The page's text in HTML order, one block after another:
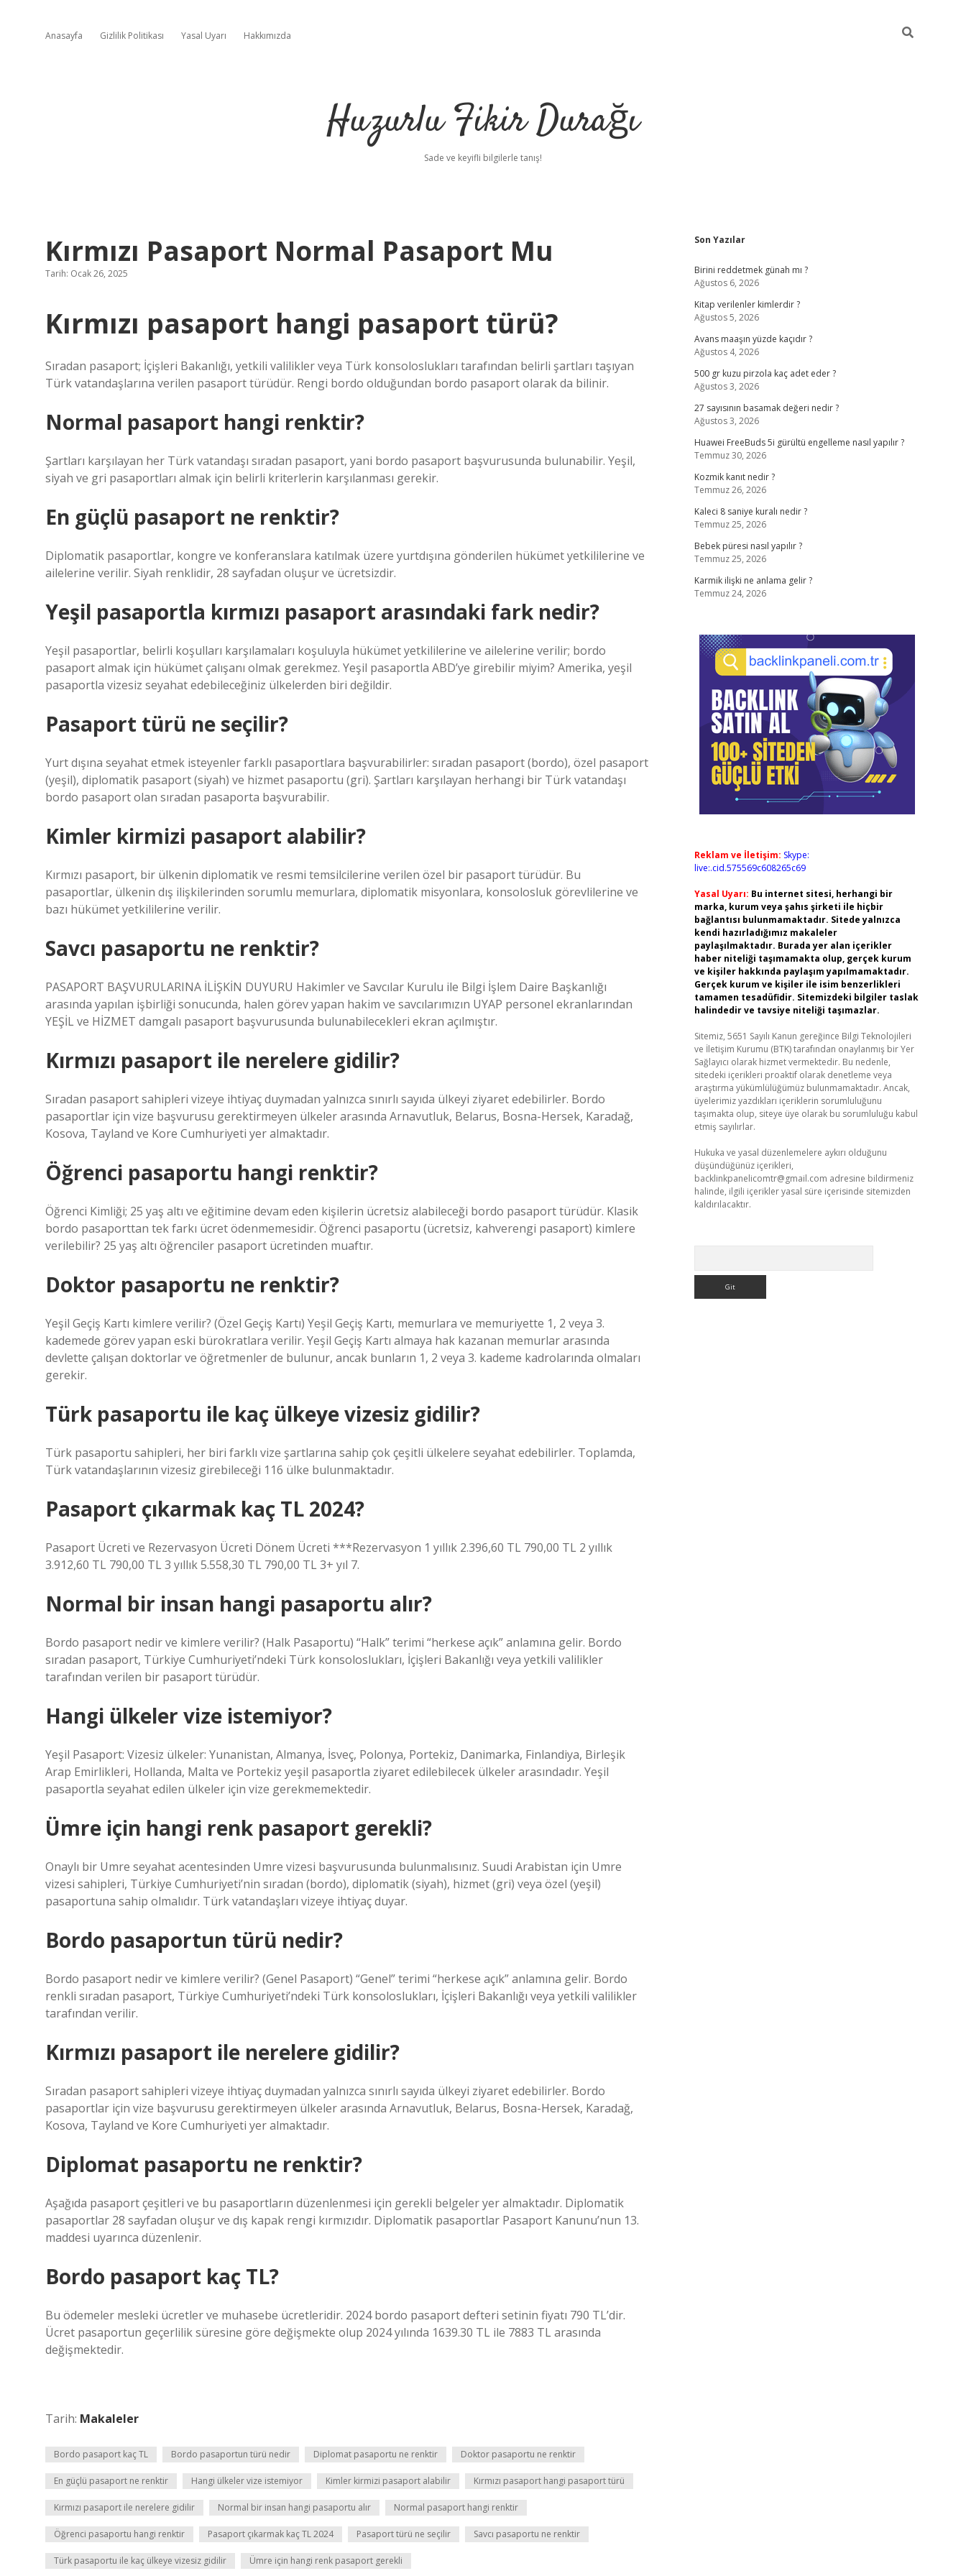
Anasayfa Gizlilik Politikası Yasal Uyarı Hakkımızda
Huzurlu Fikir Durağı
Sade ve keyifli bilgilerle tanış!
Kırmızı Pasaport Normal Pasaport Mu
Tarih: Ocak 26, 2025
Kırmızı pasaport hangi pasaport türü?
Sıradan pasaport; İçişleri Bakanlığı, yetkili valilikler veya Türk konsoloslukları tarafından belirli şartları taşıyan
Türk vatandaşlarına verilen pasaport türüdür. Rengi bordo olduğundan bordo pasaport olarak da bilinir.
Normal pasaport hangi renktir?
Şartları karşılayan her Türk vatandaşı sıradan pasaport, yani bordo pasaport başvurusunda bulunabilir. Yeşil,
siyah ve gri pasaportları almak için belirli kriterlerin karşılanması gerekir.
En güçlü pasaport ne renktir?
Diplomatik pasaportlar, kongre ve konferanslara katılmak üzere yurtdışına gönderilen hükümet yetkililerine ve
ailelerine verilir. Siyah renklidir, 28 sayfadan oluşur ve ücretsizdir.
Yeşil pasaportla kırmızı pasaport arasındaki fark nedir?
Yeşil pasaportlar, belirli koşulları karşılamaları koşuluyla hükümet yetkililerine ve ailelerine verilir; bordo
pasaport almak için hükümet çalışanı olmak gerekmez. Yeşil pasaportla ABD’ye girebilir miyim? Amerika, yeşil
pasaportla vizesiz seyahat edebileceğiniz ülkelerden biri değildir.
Pasaport türü ne seçilir?
Yurt dışına seyahat etmek isteyenler farklı pasaportlara başvurabilirler: sıradan pasaport (bordo), özel pasaport
(yeşil), diplomatik pasaport (siyah) ve hizmet pasaportu (gri). Şartları karşılayan herhangi bir Türk vatandaşı
bordo pasaport olan sıradan pasaporta başvurabilir.
Kimler kirmizi pasaport alabilir?
Kırmızı pasaport, bir ülkenin diplomatik ve resmi temsilcilerine verilen özel bir pasaport türüdür. Bu
pasaportlar, ülkenin dış ilişkilerinden sorumlu memurlara, diplomatik misyonlara, konsolosluk görevlilerine ve
bazı hükümet yetkililerine verilir.
Savcı pasaportu ne renktir?
PASAPORT BAŞVURULARINA İLİŞKİN DUYURU Hakimler ve Savcılar Kurulu ile Bilgi İşlem Daire Başkanlığı
arasında yapılan işbirliği sonucunda, halen görev yapan hakim ve savcılarımızın UYAP personel ekranlarından
YEŞİL ve HİZMET damgalı pasaport başvurusunda bulunabilecekleri ekran açılmıştır.
Kırmızı pasaport ile nerelere gidilir?
Sıradan pasaport sahipleri vizeye ihtiyaç duymadan yalnızca sınırlı sayıda ülkeyi ziyaret edebilirler. Bordo
pasaportlar için vize başvurusu gerektirmeyen ülkeler arasında Arnavutluk, Belarus, Bosna-Hersek, Karadağ,
Kosova, Tayland ve Kore Cumhuriyeti yer almaktadır.
Öğrenci pasaportu hangi renktir?
Öğrenci Kimliği; 25 yaş altı ve eğitimine devam eden kişilerin ücretsiz alabileceği bordo pasaport türüdür. Klasik
bordo pasaporttan tek farkı ücret ödenmemesidir. Öğrenci pasaportu (ücretsiz, kahverengi pasaport) kimlere
verilebilir? 25 yaş altı öğrenciler pasaport ücretinden muaftır.
Doktor pasaportu ne renktir?
Yeşil Geçiş Kartı kimlere verilir? (Özel Geçiş Kartı) Yeşil Geçiş Kartı, memurlara ve memuriyette 1, 2 veya 3.
kademede görev yapan eski bürokratlara verilir. Yeşil Geçiş Kartı almaya hak kazanan memurlar arasında
devlette çalışan doktorlar ve öğretmenler de bulunur, ancak bunların 1, 2 veya 3. kademe kadrolarında olmaları
gerekir.
Türk pasaportu ile kaç ülkeye vizesiz gidilir?
Türk pasaportu sahipleri, her biri farklı vize şartlarına sahip çok çeşitli ülkelere seyahat edebilirler. Toplamda,
Türk vatandaşlarının vizesiz girebileceği 116 ülke bulunmaktadır.
Pasaport çıkarmak kaç TL 2024?
Pasaport Ücreti ve Rezervasyon Ücreti Dönem Ücreti ***Rezervasyon 1 yıllık 2.396,60 TL 790,00 TL 2 yıllık
3.912,60 TL 790,00 TL 3 yıllık 5.558,30 TL 790,00 TL 3+ yıl 7.
Normal bir insan hangi pasaportu alır?
Bordo pasaport nedir ve kimlere verilir? (Halk Pasaportu) “Halk” terimi “herkese açık” anlamına gelir. Bordo
sıradan pasaport, Türkiye Cumhuriyeti’ndeki Türk konsoloslukları, İçişleri Bakanlığı veya yetkili valilikler
tarafından verilen bir pasaport türüdür.
Hangi ülkeler vize istemiyor?
Yeşil Pasaport: Vizesiz ülkeler: Yunanistan, Almanya, İsveç, Polonya, Portekiz, Danimarka, Finlandiya, Birleşik
Arap Emirlikleri, Hollanda, Malta ve Portekiz yeşil pasaportla ziyaret edilebilecek ülkeler arasındadır. Yeşil
pasaportla seyahat edilen ülkeler için vize gerekmemektedir.
Ümre için hangi renk pasaport gerekli?
Onaylı bir Umre seyahat acentesinden Umre vizesi başvurusunda bulunmalısınız. Suudi Arabistan için Umre
vizesi sahipleri, Türkiye Cumhuriyeti’nin sıradan (bordo), diplomatik (siyah), hizmet (gri) veya özel (yeşil)
pasaportuna sahip olmalıdır. Türk vatandaşları vizeye ihtiyaç duyar.
Bordo pasaportun türü nedir?
Bordo pasaport nedir ve kimlere verilir? (Genel Pasaport) “Genel” terimi “herkese açık” anlamına gelir. Bordo
renkli sıradan pasaport, Türkiye Cumhuriyeti’ndeki Türk konsoloslukları, İçişleri Bakanlığı veya yetkili valilikler
tarafından verilir.
Kırmızı pasaport ile nerelere gidilir?
Sıradan pasaport sahipleri vizeye ihtiyaç duymadan yalnızca sınırlı sayıda ülkeyi ziyaret edebilirler. Bordo
pasaportlar için vize başvurusu gerektirmeyen ülkeler arasında Arnavutluk, Belarus, Bosna-Hersek, Karadağ,
Kosova, Tayland ve Kore Cumhuriyeti yer almaktadır.
Diplomat pasaportu ne renktir?
Aşağıda pasaport çeşitleri ve bu pasaportların düzenlenmesi için gerekli belgeler yer almaktadır. Diplomatik
pasaportlar 28 sayfadan oluşur ve dış kapak rengi kırmızıdır. Diplomatik pasaportlar Pasaport Kanunu’nun 13.
maddesi uyarınca düzenlenir.
Bordo pasaport kaç TL?
Bu ödemeler mesleki ücretler ve muhasebe ücretleridir. 2024 bordo pasaport defteri setinin fiyatı 790 TL’dir.
Ücret pasaportun geçerlilik süresine göre değişmekte olup 2024 yılında 1639.30 TL ile 7883 TL arasında
değişmektedir.
Tarih: Makaleler
Bordo pasaport kaç TL Bordo pasaportun türü nedir Diplomat pasaportu ne renktir Doktor pasaportu ne renktir
En güçlü pasaport ne renktir Hangi ülkeler vize istemiyor Kimler kirmizi pasaport alabilir Kırmızı pasaport hangi pasaport türü
Kırmızı pasaport ile nerelere gidilir Normal bir insan hangi pasaportu alır Normal pasaport hangi renktir
Öğrenci pasaportu hangi renktir Pasaport çıkarmak kaç TL 2024 Pasaport türü ne seçilir Savcı pasaportu ne renktir
Türk pasaportu ile kaç ülkeye vizesiz gidilir Ümre için hangi renk pasaport gerekli
Sidebar
Son Yazılar
Birini reddetmek günah mı ?
Ağustos 6, 2026
Kitap verilenler kimlerdir ?
Ağustos 5, 2026
Avans maaşın yüzde kaçıdır ?
Ağustos 4, 2026
500 gr kuzu pirzola kaç adet eder ?
Ağustos 3, 2026
27 sayısının basamak değeri nedir ?
Ağustos 3, 2026
Huawei FreeBuds 5i gürültü engelleme nasıl yapılır ?
Temmuz 30, 2026
Kozmik kanıt nedir ?
Temmuz 26, 2026
Kaleci 8 saniye kuralı nedir ?
Temmuz 25, 2026
Bebek püresi nasıl yapılır ?
Temmuz 25, 2026
Karmik ilişki ne anlama gelir ?
Temmuz 24, 2026
Reklam ve İletişim: Skype:
live:.cid.575569c608265c69
Yasal Uyarı: Bu internet sitesi, herhangi bir
marka, kurum veya şahıs şirketi ile hiçbir
bağlantısı bulunmamaktadır. Sitede yalnızca
kendi hazırladığımız makaleler
paylaşılmaktadır. Burada yer alan içerikler
haber niteliği taşımamakta olup, gerçek kurum
ve kişiler hakkında paylaşım yapılmamaktadır.
Gerçek kurum ve kişiler ile isim benzerlikleri
tamamen tesadüfidir. Sitemizdeki bilgiler taslak
halindedir ve tavsiye niteliği taşımazlar.
Sitemiz, 5651 Sayılı Kanun gereğince Bilgi Teknolojileri
ve İletişim Kurumu (BTK) tarafından onaylanmış bir Yer
Sağlayıcı olarak hizmet vermektedir. Bu nedenle,
sitedeki içerikleri proaktif olarak denetleme veya
araştırma yükümlülüğümüz bulunmamaktadır. Ancak,
üyelerimiz yazdıkları içeriklerin sorumluluğunu
taşımakta olup, siteye üye olarak bu sorumluluğu kabul
etmiş sayılırlar.
Hukuka ve yasal düzenlemelere aykırı olduğunu
düşündüğünüz içerikleri,
backlinkpanelicomtr@gmail.com adresine bildirmeniz
halinde, ilgili içerikler yasal süre içerisinde sitemizden
kaldırılacaktır.
ilbet girişhttps://betexpergiris.casino/